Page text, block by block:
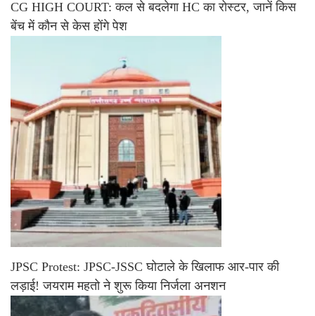
CG HIGH COURT: कल से बदलेगा HC का रोस्टर, जानें किस
बेंच में कौन से केस होंगे पेश
JPSC Protest: JPSC-JSSC घोटाले के खिलाफ आर-पार की
लड़ाई! जयराम महतो ने शुरू किया निर्जला अनशन